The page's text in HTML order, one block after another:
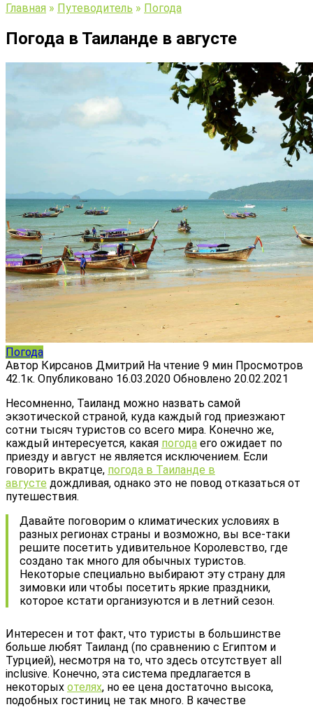
Главная » Путеводитель » Погода
Погода в Таиланде в августе
Погода
Автор Кирсанов Дмитрий На чтение 9 мин Просмотров
42.1к. Опубликовано 16.03.2020 Обновлено 20.02.2021
Несомненно, Таиланд можно назвать самой
экзотической страной, куда каждый год приезжают
сотни тысяч туристов со всего мира. Конечно же,
каждый интересуется, какая погода его ожидает по
приезду и август не является исключением. Если
говорить вкратце, погода в Таиланде в
августе дождливая, однако это не повод отказаться от
путешествия.
Давайте поговорим о климатических условиях в
разных регионах страны и возможно, вы все-таки
решите посетить удивительное Королевство, где
создано так много для обычных туристов.
Некоторые специально выбирают эту страну для
зимовки или чтобы посетить яркие праздники,
которое кстати организуются и в летний сезон.
Интересен и тот факт, что туристы в большинстве
больше любят Таиланд (по сравнению с Египтом и
Турцией), несмотря на то, что здесь отсутствует all
inclusive. Конечно, эта система предлагается в
некоторых отелях, но ее цена достаточно высока,
подобных гостиниц не так много. В качестве